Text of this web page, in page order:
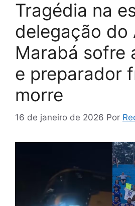
Tragédia na
delegação do
Marabá sofre
e preparador
morre
16 de janeiro de 2026 Por